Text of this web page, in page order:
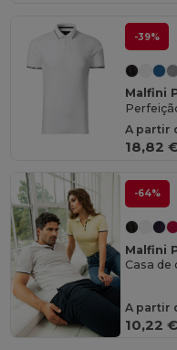
-39%
Malfini
A partir
18,82
-64%
Malfini
Casa de
A partir
10,22